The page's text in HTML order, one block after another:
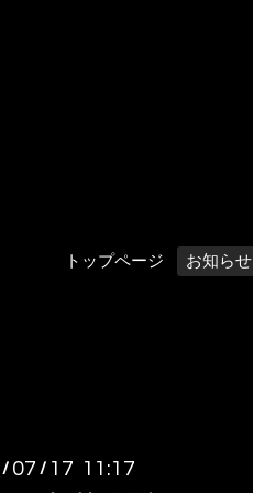
トップページ お知らせ
/ 07 / 17 11:17